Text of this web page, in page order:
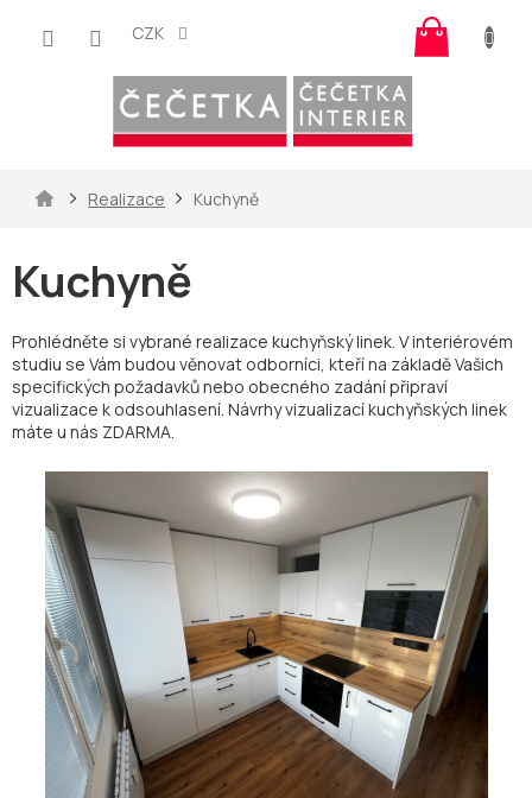
CZK
košík
DomůRealizace Kuchyně
Kuchyně
Prohlédněte si vybrané realizace kuchyňský linek. V interiérovém
studiu se Vám budou věnovat odborníci, kteří na základě Vašich
specifických požadavků nebo obecného zadání připraví
vizualizace k odsouhlasení. Návrhy vizualizací kuchyňských linek
máte u nás ZDARMA.